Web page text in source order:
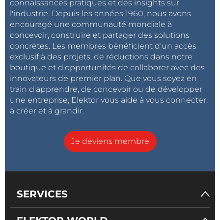
horloge externe
Fonctionnement en Burst Mode, courant de
repos I
Q
= 25 µA
Protection contre les surtensions en sortie
Démarrage progressif interne
Consommation à l’arrêt : IQ<1 µA
connaissances pratiques et des insights sur
l'industrie. Depuis les années 1960, nous avons
encouragé une communauté mondiale à
concevoir, construire et partager des solutions
concrètes. Les membres bénéficient d'un accès
exclusif à des projets, de réductions dans notre
boutique et d'opportunités de collaborer avec des
innovateurs de premier plan. Que vous soyez en
train d'apprendre, de concevoir ou de développer
une entreprise, Elektor vous aide à vous connecter,
à créer et à grandir.
Je deviens membre
SERVICES